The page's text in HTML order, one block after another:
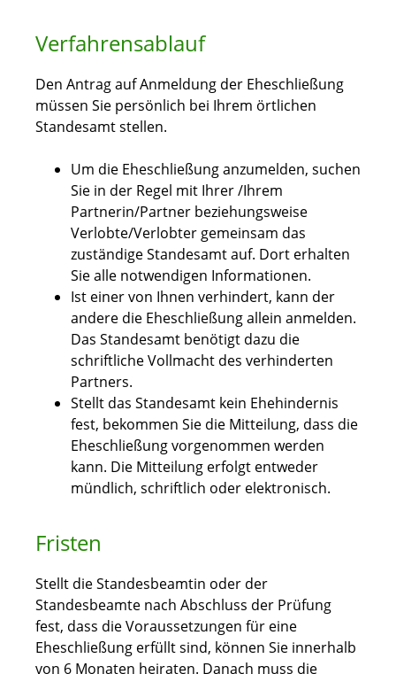
Verfahrensablauf
Den Antrag auf Anmeldung der Eheschließung
müssen Sie persönlich bei Ihrem örtlichen
Standesamt stellen.
Um die Eheschließung anzumelden, suchen
Sie in der Regel mit Ihrer /Ihrem
Partnerin/Partner beziehungsweise
Verlobte/Verlobter gemeinsam das
zuständige Standesamt auf. Dort erhalten
Sie alle notwendigen Informationen.
Ist einer von Ihnen verhindert, kann der
andere die Eheschließung allein anmelden.
Das Standesamt benötigt dazu die
schriftliche Vollmacht des verhinderten
Partners.
Stellt das Standesamt kein Ehehindernis
fest, bekommen Sie die Mitteilung, dass die
Eheschließung vorgenommen werden
kann. Die Mitteilung erfolgt entweder
mündlich, schriftlich oder elektronisch.
Fristen
Stellt die Standesbeamtin oder der
Standesbeamte nach Abschluss der Prüfung
fest, dass die Voraussetzungen für eine
Eheschließung erfüllt sind, können Sie innerhalb
von 6 Monaten heiraten. Danach muss die